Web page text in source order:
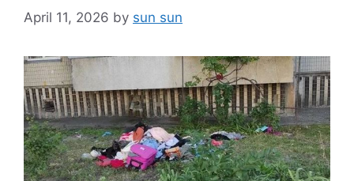
April 11, 2026 by sun sun